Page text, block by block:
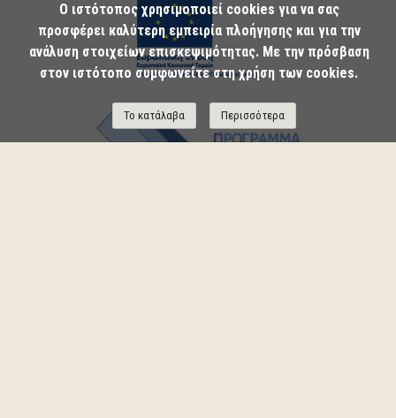
Ο ιστότοπος χρησιμοποιεί cookies για να σας
προσφέρει καλύτερη εμπειρία πλοήγησης και για την
ανάλυση στοιχείων επισκεψιμότητας. Με την πρόσβαση
στον ιστότοπο συμφωνείτε στη χρήση των cookies.
Το κατάλαβα Περισσότερα